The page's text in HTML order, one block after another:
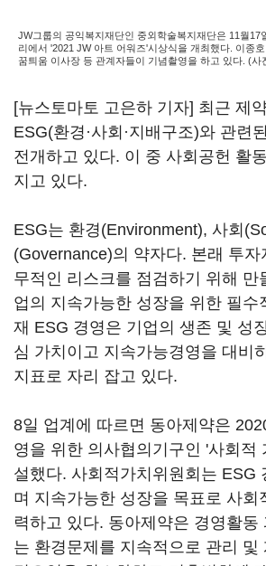
JW그룹의 공익복지재단인 중외학술복지재단은 11월17
리에서 '2021 JW 아트 어워즈'시상식을 개최했다. 이종
꿈틔움 이사장 등 관계자들이 기념촬영을 하고 있다. (사
[뉴스토마토 고은하 기자] 최근 제
ESG(환경·사회·지배구조)와 관련
전개하고 있다. 이 중 사회공헌 활
지고 있다.
ESG는 환경(Environment), 사회
(Governance)의 약자다. 본래 투자
무적인 리스크를 점검하기 위해 만
업의 지속가능한 성장을 위한 필수
재 ESG 경영은 기업의 생존 및 성
심 가치이고 지속가능경영을 대비
지표로 자리 잡고 있다.
8일 업계에 따르면 동아제약은
영을 위한 의사협의기구인 '사회적
설했다. 사회적가치위원회는 ESG
며 지속가능한 성장을 목표로 사회
력하고 있다. 동아제약은 경영활동
는 환경문제를 지속적으로 관리 및